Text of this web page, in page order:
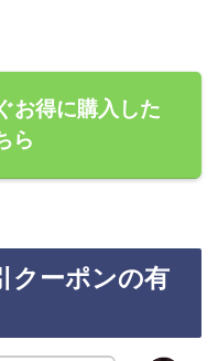
お得に購入した
ら
クーポンの有